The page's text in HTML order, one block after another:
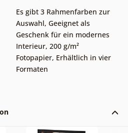
Es gibt 3 Rahmenfarben zur
Auswahl, Geeignet als
Geschenk für ein modernes
Interieur, 200 g/m²
Fotopapier, Erhältlich in vier
Formaten